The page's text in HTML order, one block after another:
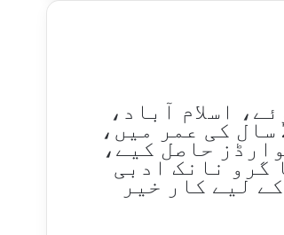
میں پیدا ہوئے، اسلام آباد،
پاکستان کے ایک مشہور نوجوان شاعر ہیں۔ 24 سال کی عمر میں،
حاصل کیے،
گرو نانک ادبی
اور اپنے پہلے مجموعہ سایہ (2017) کے لیے کار خیر